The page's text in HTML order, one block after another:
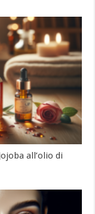
all’olio di